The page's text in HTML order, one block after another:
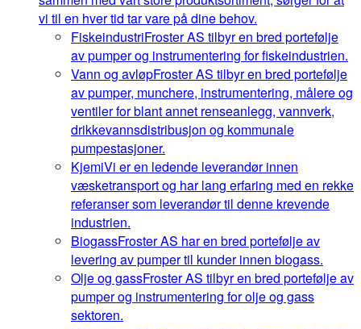
vi til en hver tid tar vare på dine behov.
FiskeindustriFroster AS tilbyr en bred portefølje
av pumper og instrumentering for fiskeindustrien.
Vann og avløpFroster AS tilbyr en bred portefølje
av pumper, munchere, instrumentering, målere og
ventiler for blant annet renseanlegg, vannverk,
drikkevannsdistribusjon og kommunale
pumpestasjoner.
KjemiVi er en ledende leverandør innen
væsketransport og har lang erfaring med en rekke
referanser som leverandør til denne krevende
industrien.
BiogassFroster AS har en bred portefølje av
levering av pumper til kunder innen biogass.
Olje og gassFroster AS tilbyr en bred portefølje av
pumper og instrumentering for olje og gass
sektoren.